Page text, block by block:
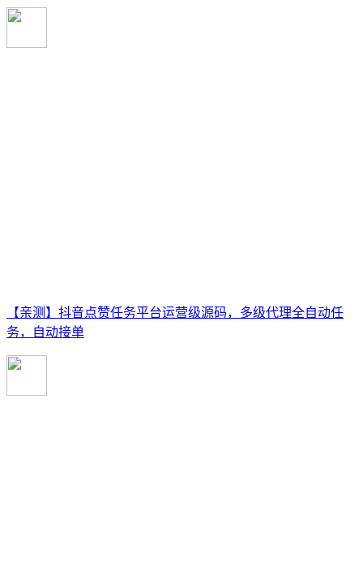
【亲测】抖音点赞任务平台运营级源码，多级代理全自动任
务，自动接单